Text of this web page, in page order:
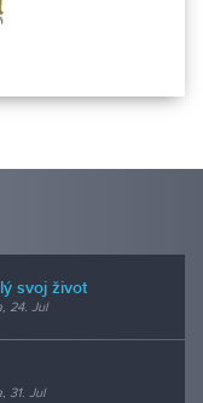
svoj život
24. Jul
31. Jul